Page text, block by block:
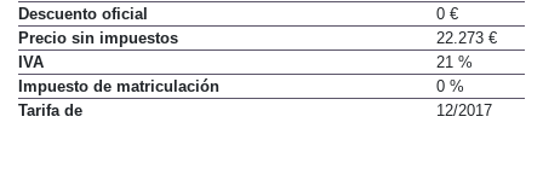
Descuento oficial
0 €
Precio sin impuestos
22.273 €
IVA
21 %
Impuesto de matriculación
0 %
Tarifa de
12/2017